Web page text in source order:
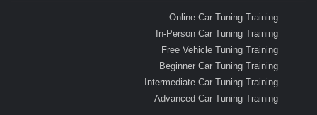
Online Car Tuning Training
In-Person Car Tuning Training
Free Vehicle Tuning Training
Beginner Car Tuning Training
Intermediate Car Tuning Training
Advanced Car Tuning Training